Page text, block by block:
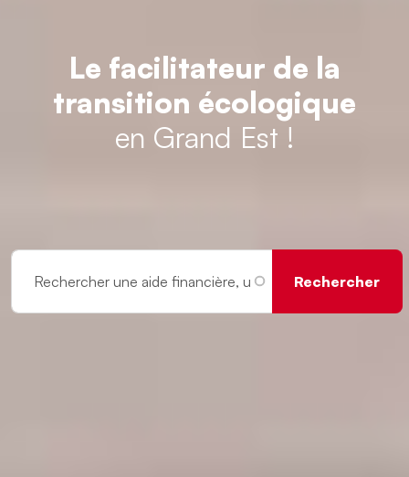
Le facilitateur de la
transition écologique
en Grand Est !